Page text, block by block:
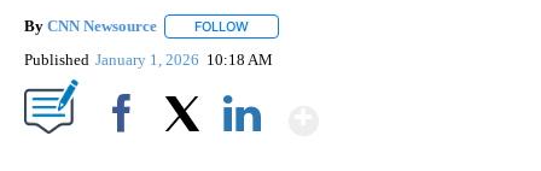
By CNN Newsource FOLLOW
Published January 1, 2026 10:18 AM